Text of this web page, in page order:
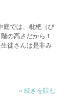
庭では、枇杷（び
の高さだから１
徒さんは是非み
» 続きを読む